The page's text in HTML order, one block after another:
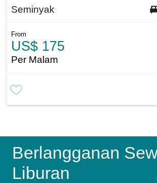
Seminyak
From
US$ 175
Per Malam
Berlangganan
Liburan